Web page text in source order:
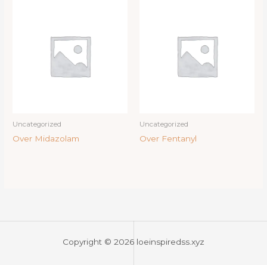
Uncategorized
Over Midazolam
Uncategorized
Over Fentanyl
Copyright © 2026 loeinspiredss.xyz